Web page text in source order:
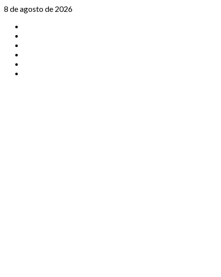
Saltar
contenido
8 de agosto de 2026